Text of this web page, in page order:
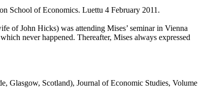
School of Economics. Luettu 4 February 2011.
of John Hicks) was attending Mises’ seminar in Vienna
never happened. Thereafter, Mises always expressed
Glasgow, Scotland), Journal of Economic Studies, Volume